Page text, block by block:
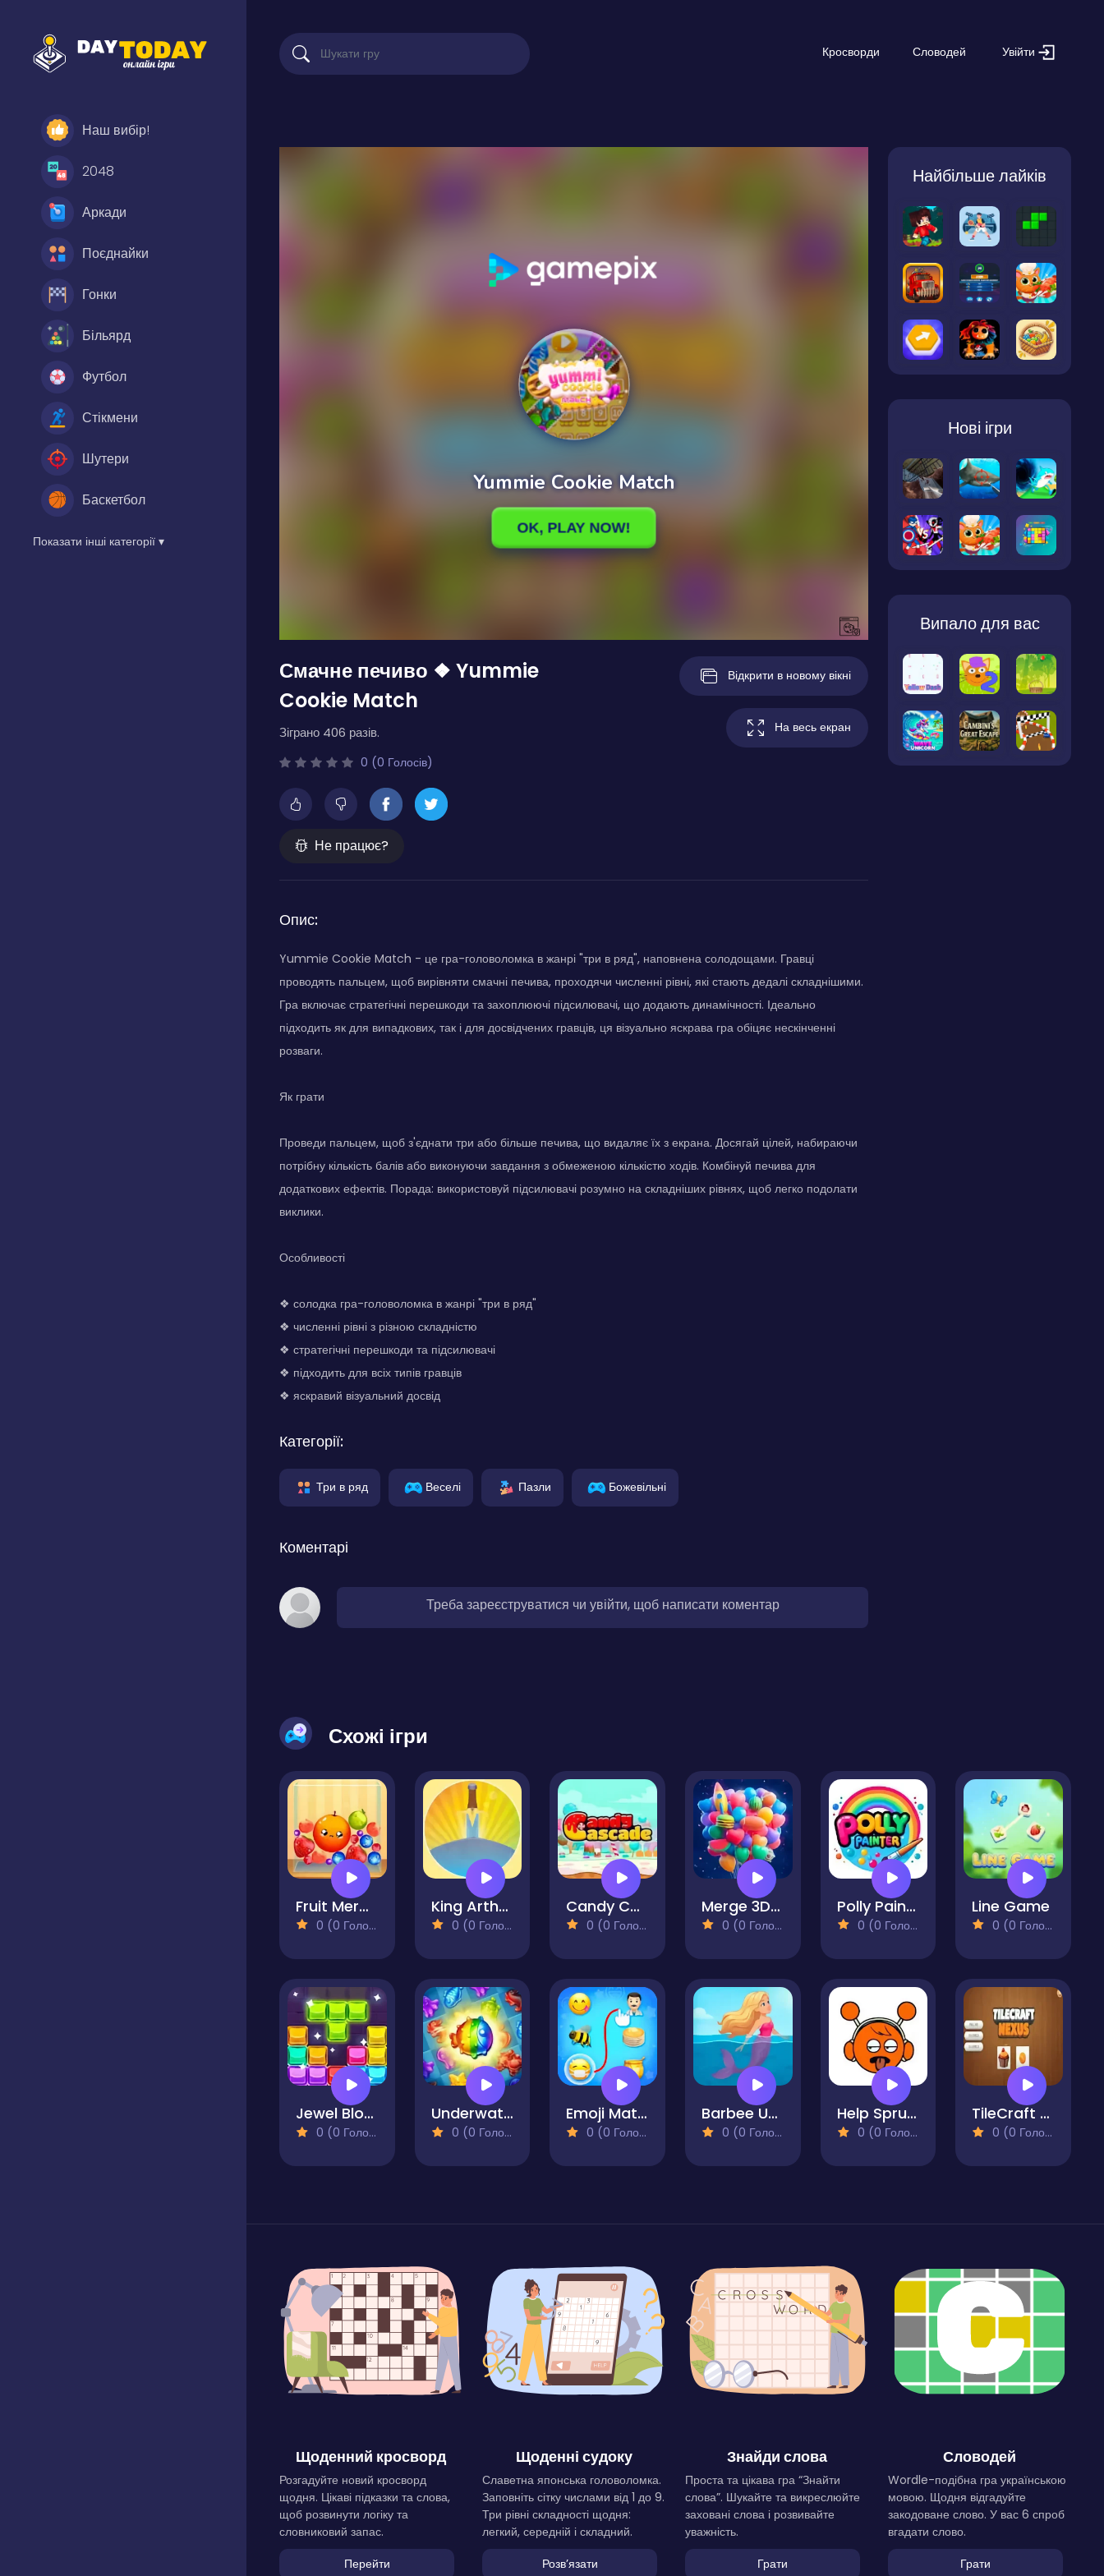
Наш вибір!
2048
Аркади
Поєднайки
Гонки
Більярд
Футбол
Стікмени
Шутери
Баскетбол
Показати інші категорії ▾
Кросворди Словодей Увійти
Смачне печиво ❖ Yummie
Cookie Match
Зіграно 406 разів.
0 (0 Голосів)
Не працює?
Відкрити в новому вікні
На весь екран
Опис:
Yummie Cookie Match - це гра-головоломка в жанрі "три в ряд", наповнена солодощами. Гравці
проводять пальцем, щоб вирівняти смачні печива, проходячи численні рівні, які стають дедалі складнішими.
Гра включає стратегічні перешкоди та захоплюючі підсилювачі, що додають динамічності. Ідеально
підходить як для випадкових, так і для досвідчених гравців, ця візуально яскрава гра обіцяє нескінченні
розваги.
Як грати
Проведи пальцем, щоб з'єднати три або більше печива, що видаляє їх з екрана. Досягай цілей, набираючи
потрібну кількість балів або виконуючи завдання з обмеженою кількістю ходів. Комбінуй печива для
додаткових ефектів. Порада: використовуй підсилювачі розумно на складніших рівнях, щоб легко подолати
виклики.
Особливості
❖ солодка гра-головоломка в жанрі "три в ряд"
❖ численні рівні з різною складністю
❖ стратегічні перешкоди та підсилювачі
❖ підходить для всіх типів гравців
❖ яскравий візуальний досвід
Категорії:
Три в ряд Веселі Пазли Божевільні
Коментарі
Треба зареєструватися чи увійти, щоб написати коментар
Найбільше лайків
Нові ігри
Випало для вас
Схожі ігри
Fruit Merge Reloaded
0 (0 Голосів)
King Arthur - Magic Sword
0 (0 Голосів)
Candy Cascade
0 (0 Голосів)
Merge 3D - Match 3 Balloons
0 (0 Голосів)
Polly Painter
0 (0 Голосів)
Line Game
0 (0 Голосів)
Jewel Block
0 (0 Голосів)
Underwater Adventures: Match 3
0 (0 Голосів)
Emoji Matching Puzzle
0 (0 Голосів)
Barbee Underwater Dash
0 (0 Голосів)
Help Sprunky
0 (0 Голосів)
TileCraft Nexus
0 (0 Голосів)
Щоденний кросворд
Розгадуйте новий кросворд
щодня. Цікаві підказки та слова,
щоб розвинути логіку та
словниковий запас.
Перейти
Щоденні судоку
Славетна японська головоломка.
Заповніть сітку числами від 1 до 9.
Три рівні складності щодня:
легкий, середній і складний.
Розвʼязати
Знайди слова
Проста та цікава гра “Знайти
слова”. Шукайте та викреслюйте
заховані слова і розвивайте
уважність.
Грати
Словодей
Wordle-подібна гра українською
мовою. Щодня відгадуйте
закодоване слово. У вас 6 спроб
вгадати слово.
Грати